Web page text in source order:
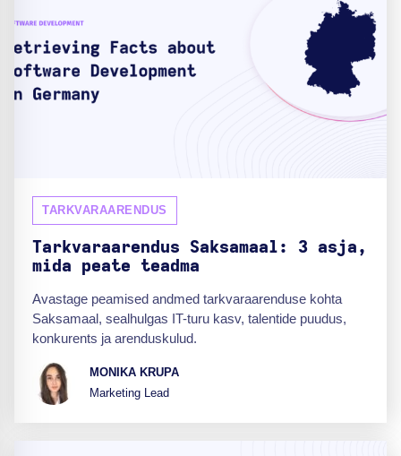
TARKVARAARENDUS
Tarkvaraarendus Saksamaal: 3 asja,
mida peate teadma
Avastage peamised andmed tarkvaraarenduse kohta
Saksamaal, sealhulgas IT-turu kasv, talentide puudus,
konkurents ja arenduskulud.
MONIKA KRUPA
Marketing Lead